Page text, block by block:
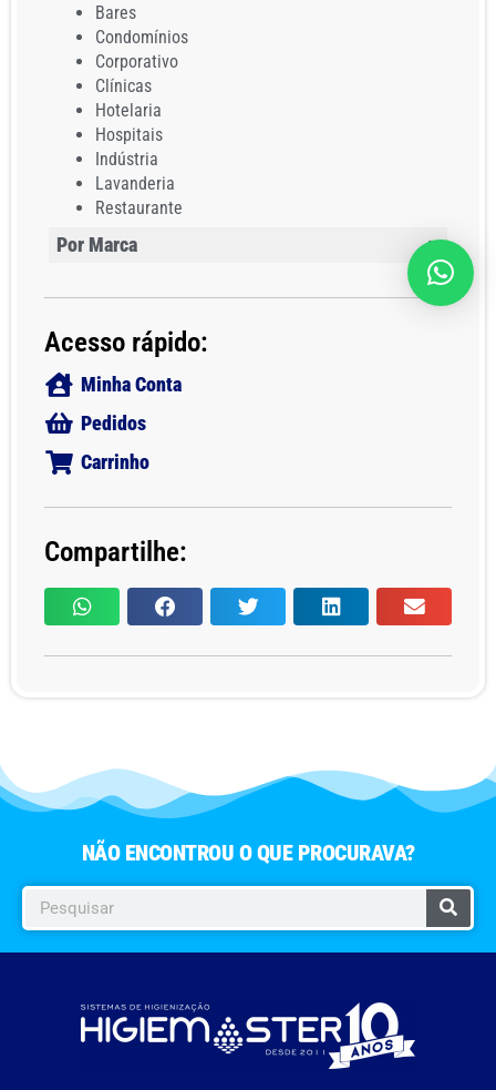
Bares
Condomínios
Corporativo
Clínicas
Hotelaria
Hospitais
Indústria
Lavanderia
Restaurante
Por Marca
Acesso rápido:
Minha Conta
Pedidos
Carrinho
Compartilhe:
NÃO ENCONTROU O QUE PROCURAVA?